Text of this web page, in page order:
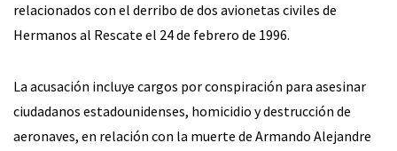
relacionados con el derribo de dos avionetas civiles de
Hermanos al Rescate el 24 de febrero de 1996.
La acusación incluye cargos por conspiración para asesinar
ciudadanos estadounidenses, homicidio y destrucción de
aeronaves, en relación con la muerte de Armando Alejandre